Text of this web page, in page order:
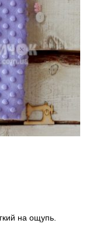
на ощупь.